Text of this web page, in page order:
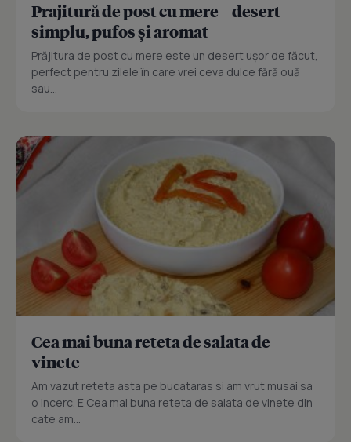
Prajitură de post cu mere – desert
simplu, pufos și aromat
Prăjitura de post cu mere este un desert ușor de făcut,
perfect pentru zilele în care vrei ceva dulce fără ouă
sau...
Cea mai buna reteta de salata de
vinete
Am vazut reteta asta pe bucataras si am vrut musai sa
o incerc. E Cea mai buna reteta de salata de vinete din
cate am...